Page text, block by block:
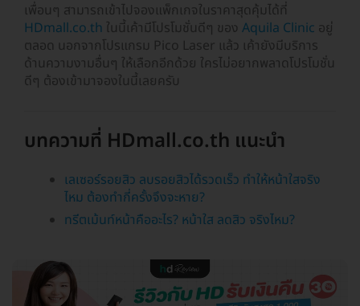
เพื่อนๆ สามารถเข้าไปจองแพ็กเกจในราคาสุดคุ้มได้ที่
HDmall.co.th ในนี้เค้ามีโปรโมชั่นดีๆ ของ Aquila Clinic อยู่
ตลอด นอกจากโปรแกรม Pico Laser แล้ว เค้ายังมีบริการ
ด้านความงามอื่นๆ ให้เลือกอีกด้วย ใครไม่อยากพลาดโปรโมชั่น
ดีๆ ต้องเข้ามาจองในนี้เลยครับ
บทความที่ HDmall.co.th แนะนำ
เลเซอร์รอยสิว ลบรอยสิวได้รวดเร็ว ทำให้หน้าใสจริง
ไหม ต้องทำกี่ครั้งจึงจะหาย?
ทรีตเม้นท์หน้าคืออะไร? หน้าใส ลดสิว จริงไหม?